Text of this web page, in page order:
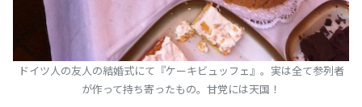
ドイツ人の友人の結婚式にて『ケーキビュッフェ』。実は全て参列者
が作って持ち寄ったもの。甘党には天国！